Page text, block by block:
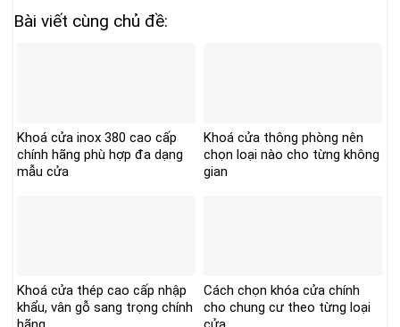
Bài viết cùng chủ đề:
Khoá cửa inox 380 cao cấp
chính hãng phù hợp đa dạng
mẫu cửa
Khoá cửa thông phòng nên
chọn loại nào cho từng không
gian
Khoá cửa thép cao cấp nhập
khẩu, vân gỗ sang trọng chính
Cách chọn khóa cửa chính
cho chung cư theo từng loại